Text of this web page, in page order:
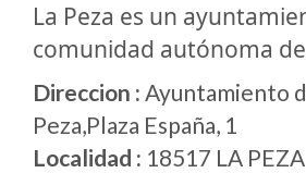
La Peza es un
comunidad autónoma
Direccion : Ayuntamiento
Peza,Plaza España, 1
Localidad : 18517 LA PEZA